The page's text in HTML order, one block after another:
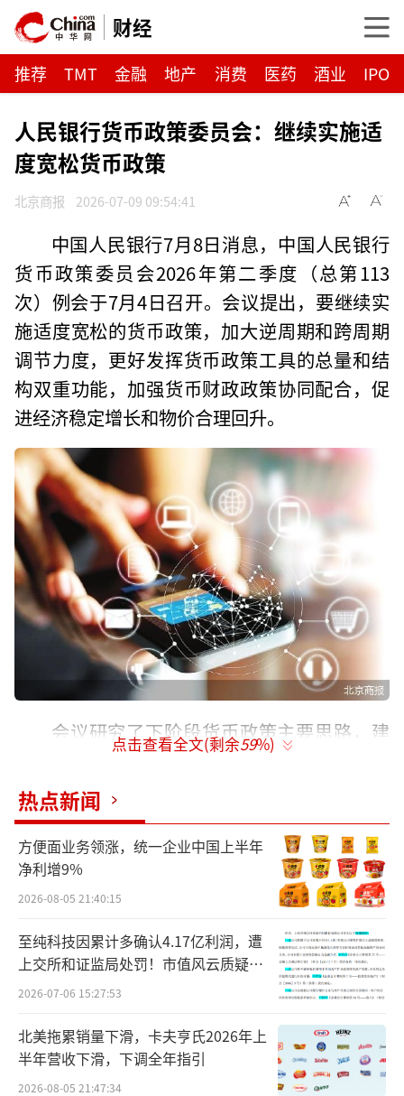
财经
推荐 TMT 金融 地产 消费 医药 酒业 IPO
人民银行货币政策委员会：继续实施适
度宽松货币政策
北京商报 2026-07-09 09:54:41
中国人民银行7月8日消息，中国人民银行
货币政策委员会2026年第二季度（总第113
次）例会于7月4日召开。会议提出，要继续实
施适度宽松的货币政策，加大逆周期和跨周期
调节力度，更好发挥货币政策工具的总量和结
构双重功能，加强货币财政政策协同配合，促
进经济稳定增长和物价合理回升。
会议研究了下阶段货币政策主要思路，建
议发挥增量政策和存量政策集成效应，增强政
策前瞻性灵活性针对性，根据国内外经济金融
形势和金融市场运行情况，把握好政策实施的
力度、节奏和时机。保持流动性充裕，使社会
融资规模、货币供应量增长同经济增长、价格
总水平预期目标相匹配。强化央行政策利率引
导，完善市场化利率形成传导机制，发挥市场
利率定价自律机制作用，加强利率政策执行和
监督。规范信贷市场经营行为，降低融资中间
费用，促进社会综合融资成本低位运行。从宏
观审慎的角度观察、评估债市运行情况，关注
长期收益率的变化。畅通货币政策传导机制，
点击查看全文(剩余59%)
热点新闻
方便面业务领涨，统一企业中国上半年
净利增9%
2026-08-05 21:40:15
至纯科技因累计多确认4.17亿利润，遭
上交所和证监局处罚！市值风云质疑其
财务问题，遭巨额索赔！
2026-07-06 15:27:53
北美拖累销量下滑，卡夫亨氏2026年上
半年营收下滑，下调全年指引
2026-08-05 21:47:34